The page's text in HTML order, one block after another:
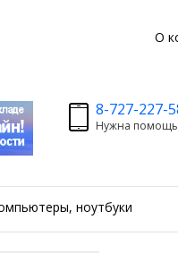
О
8-727-227-
Нужна
ноутбуки